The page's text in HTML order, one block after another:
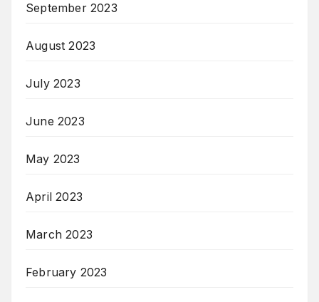
September 2023
August 2023
July 2023
June 2023
May 2023
April 2023
March 2023
February 2023